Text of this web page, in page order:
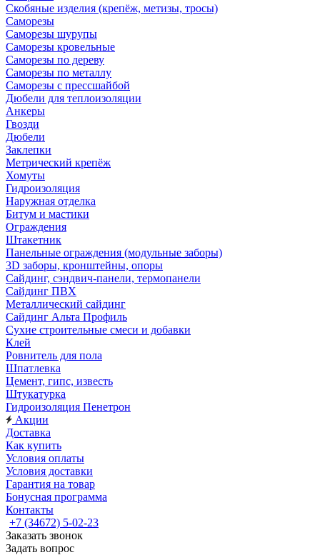
Скобяные изделия (крепёж, метизы, тросы)
Саморезы
Саморезы шурупы
Саморезы кровельные
Саморезы по дереву
Саморезы по металлу
Саморезы с прессшайбой
Дюбели для теплоизоляции
Анкеры
Гвозди
Дюбели
Заклепки
Метрический крепёж
Хомуты
Гидроизоляция
Наружная отделка
Битум и мастики
Ограждения
Штакетник
Панельные ограждения (модульные заборы)
3D заборы, кронштейны, опоры
Cайдинг, сэндвич-панели, термопанели
Сайдинг ПВХ
Металлический сайдинг
Сайдинг Альта Профиль
Сухие строительные смеси и добавки
Клей
Ровнитель для пола
Шпатлевка
Цемент, гипс, известь
Штукатурка
Гидроизоляция Пенетрон
Акции
Доставка
Как купить
Условия оплаты
Условия доставки
Гарантия на товар
Бонусная программа
Контакты
+7 (34672) 5-02-23
Заказать звонок
Задать вопрос